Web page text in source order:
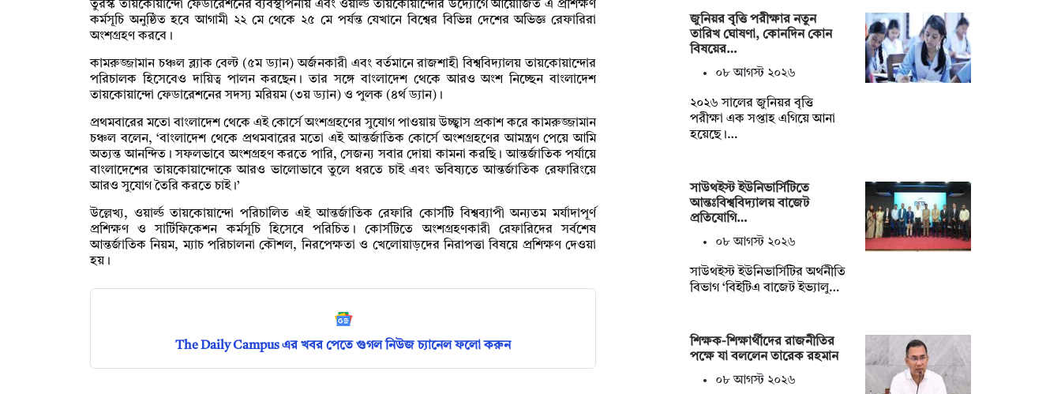
তুরস্ক তায়কোয়ান্দো ফেডারেশনের ব্যবস্থাপনায় এবং ওয়ার্ল্ড তায়কোয়ান্দোর উদ্যোগে আয়োজিত এ প্রশিক্ষণ
কর্মসূচি অনুষ্ঠিত হবে আগামী ২২ মে থেকে ২৫ মে পর্যন্ত যেখানে বিশ্বের বিভিন্ন দেশের অভিজ্ঞ রেফারিরা
অংশগ্রহণ করবে।
কামরুজ্জামান চঞ্চল ব্ল্যাক বেল্ট (৫ম ড্যান) অর্জনকারী এবং বর্তমানে রাজশাহী বিশ্ববিদ্যালয় তায়কোয়ান্দোর
পরিচালক হিসেবেও দায়িত্ব পালন করছেন। তার সঙ্গে বাংলাদেশ থেকে আরও অংশ নিচ্ছেন বাংলাদেশ
তায়কোয়ান্দো ফেডারেশনের সদস্য মরিয়ম (৩য় ড্যান) ও পুলক (৪র্থ ড্যান)।
প্রথমবারের মতো বাংলাদেশ থেকে এই কোর্সে অংশগ্রহণের সুযোগ পাওয়ায় উচ্ছ্বাস প্রকাশ করে কামরুজ্জামান
চঞ্চল বলেন, ‘বাংলাদেশ থেকে প্রথমবারের মতো এই আন্তর্জাতিক কোর্সে অংশগ্রহণের আমন্ত্রণ পেয়ে আমি
অত্যন্ত আনন্দিত। সফলভাবে অংশগ্রহণ করতে পারি, সেজন্য সবার দোয়া কামনা করছি। আন্তর্জাতিক পর্যায়ে
বাংলাদেশের তায়কোয়ান্দোকে আরও ভালোভাবে তুলে ধরতে চাই এবং ভবিষ্যতে আন্তর্জাতিক রেফারিংয়ে
আরও সুযোগ তৈরি করতে চাই।’
উল্লেখ্য, ওয়ার্ল্ড তায়কোয়ান্দো পরিচালিত এই আন্তর্জাতিক রেফারি কোর্সটি বিশ্বব্যাপী অন্যতম মর্যাদাপূর্ণ
প্রশিক্ষণ ও সার্টিফিকেশন কর্মসূচি হিসেবে পরিচিত। কোর্সটিতে অংশগ্রহণকারী রেফারিদের সর্বশেষ
আন্তর্জাতিক নিয়ম, ম্যাচ পরিচালনা কৌশল, নিরপেক্ষতা ও খেলোয়াড়দের নিরাপত্তা বিষয়ে প্রশিক্ষণ দেওয়া
হয়।
The Daily Campus এর খবর পেতে গুগল নিউজ চ্যানেল ফলো করুন
জুনিয়র বৃৃত্তি পরীক্ষার নতুন
তারিখ ঘোষণা, কোনদিন কোন
বিষয়ের…
০৮ আগস্ট ২০২৬
২০২৬ সালের জুনিয়র বৃত্তি
পরীক্ষা এক সপ্তাহ এগিয়ে আনা
হয়েছে।…
সাউথইস্ট ইউনিভার্সিটিতে
আন্তঃবিশ্ববিদ্যালয় বাজেট
প্রতিযোগি…
০৮ আগস্ট ২০২৬
সাউথইস্ট ইউনিভার্সিটির অর্থনীতি
বিভাগ ‘বিইটিএ বাজেট ইভ্যালু…
শিক্ষক-শিক্ষার্থীদের রাজনীতির
পক্ষে যা বললেন তারেক রহমান
০৮ আগস্ট ২০২৬